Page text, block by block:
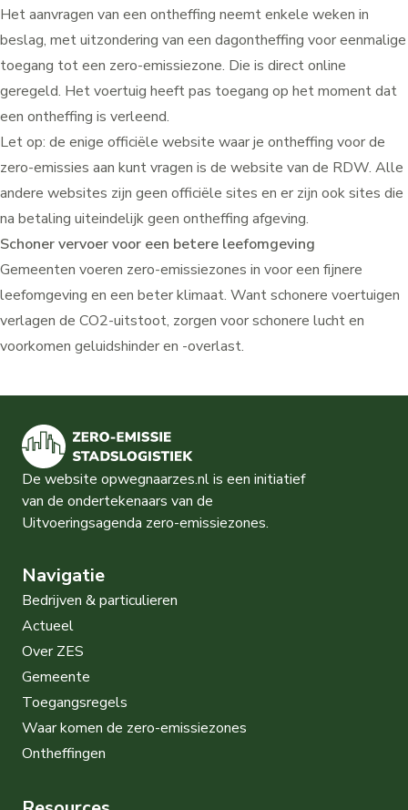
Het aanvragen van een ontheffing neemt enkele weken in
beslag, met uitzondering van een dagontheffing voor eenmalige
toegang tot een zero-emissiezone. Die is direct online
geregeld. Het voertuig heeft pas toegang op het moment dat
een ontheffing is verleend.
Let op: de enige officiële website waar je ontheffing voor de
zero-emissies aan kunt vragen is de website van de RDW. Alle
andere websites zijn geen officiële sites en er zijn ook sites die
na betaling uiteindelijk geen ontheffing afgeving.
Schoner vervoer voor een betere leefomgeving
Gemeenten voeren zero-emissiezones in voor een fijnere
leefomgeving en een beter klimaat. Want schonere voertuigen
verlagen de CO2-uitstoot, zorgen voor schonere lucht en
voorkomen geluidshinder en -overlast.
De website opwegnaarzes.nl is een initiatief
van de ondertekenaars van de
Uitvoeringsagenda zero-emissiezones.
Navigatie
Bedrijven & particulieren
Actueel
Over ZES
Gemeente
Toegangsregels
Waar komen de zero-emissiezones
Ontheffingen